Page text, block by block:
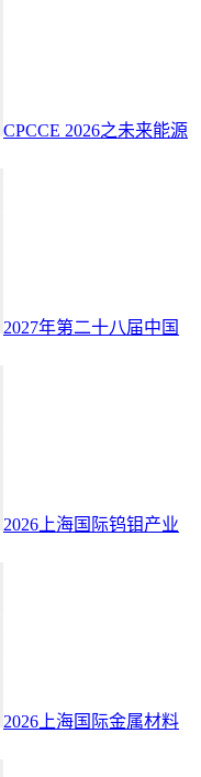
CPCCE 2026之未来能源
2027年第二十八届中国
2026上海国际钨钼产业
2026上海国际金属材料